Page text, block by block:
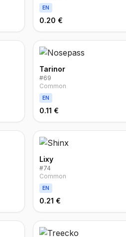
EN
0.20 €
Tarinor
#69
Common
EN
0.11 €
Lixy
#74
Common
EN
0.21 €